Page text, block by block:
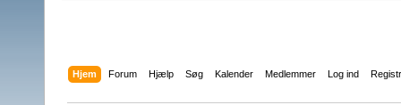
Hjem Forum Hjælp Søg Kalender Medlemmer Log ind